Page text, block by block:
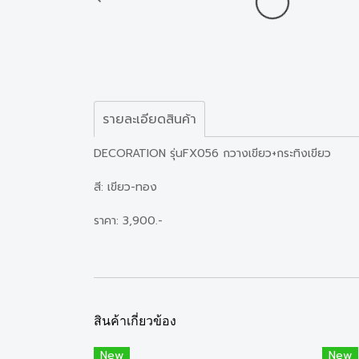
รายละเอียดสินค้า
DECORATION รุ่นFX056 กวางเขียว+กระทิงเขียว
สี: เขียว-ทอง
ราคา: 3,900.-
สินค้าเกี่ยวข้อง
New New